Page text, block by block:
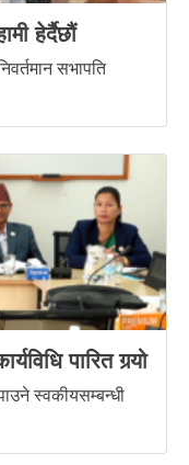
हेर्दैछौं
सभापति
पारित गर्‍यो
स्वकीयसम्बन्धी